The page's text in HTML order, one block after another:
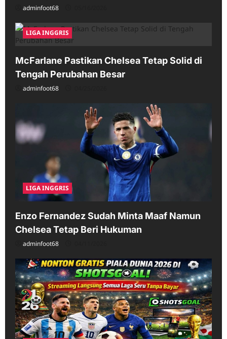
adminfoot68
LIGA INGGRIS
McFarlane Pastikan Chelsea Tetap Solid di
Tengah Perubahan Besar
adminfoot68
LIGA INGGRIS
Enzo Fernandez Sudah Minta Maaf Namun
Chelsea Tetap Beri Hukuman
adminfoot68